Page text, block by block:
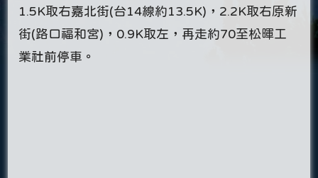
1.5K取右嘉北街(台14線約13.5K)，2.2K取右原新
街(路口福和宮)，0.9K取左，再走約70至松暉工
業社前停車。